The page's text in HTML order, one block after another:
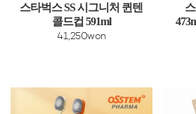
스타벅스 SS 시그니처 퀸텐
콜드컵 591ml
41,250won